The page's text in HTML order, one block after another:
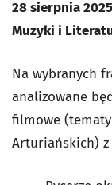
28 sierpnia
Muzyki i
Na wybranych
analizowane
filmowe
Arturiańskich)